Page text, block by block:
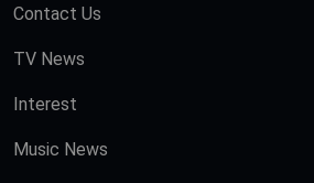
Contact Us
TV News
Interest
Music News